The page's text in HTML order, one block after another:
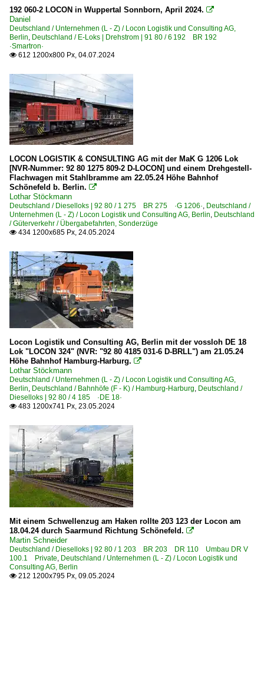
192 060-2 LOCON in Wuppertal Sonnborn, April 2024. 
Daniel
Deutschland / Unternehmen (L - Z) / Locon Logistik und Consulting AG,
Berlin Deutschland / E-Loks | Drehstrom | 91 80 / 6 192 BR 192
·Smartron·
 612 1200x800 Px, 04.07.2024
LOCON LOGISTIK & CONSULTING AG mit der MaK G 1206 Lok
[NVR-Nummer: 92 80 1275 809-2 D-LOCON] und einem Drehgestell-
Flachwagen mit Stahlbramme am 22.05.24 Höhe Bahnhof
Schönefeld b. Berlin. 
Lothar Stöckmann
Deutschland / Dieselloks | 92 80 / 1 275 BR 275 ·G 1206· Deutschland /
Unternehmen (L - Z) / Locon Logistik und Consulting AG, Berlin Deutschland
/ Güterverkehr / Übergabefahrten, Sonderzüge
 434 1200x685 Px, 24.05.2024
Locon Logistik und Consulting AG, Berlin mit der vossloh DE 18
Lok "LOCON 324" (NVR: "92 80 4185 031-6 D-BRLL") am 21.05.24
Höhe Bahnhof Hamburg-Harburg. 
Lothar Stöckmann
Deutschland / Unternehmen (L - Z) / Locon Logistik und Consulting AG,
Berlin Deutschland / Bahnhöfe (F - K) / Hamburg-Harburg Deutschland /
Dieselloks | 92 80 / 4 185 ·DE 18·
 483 1200x741 Px, 23.05.2024
Mit einem Schwellenzug am Haken rollte 203 123 der Locon am
18.04.24 durch Saarmund Richtung Schönefeld. 
Martin Schneider
Deutschland / Dieselloks | 92 80 / 1 203 BR 203 DR 110 Umbau DR V
100.1 Private Deutschland / Unternehmen (L - Z) / Locon Logistik und
Consulting AG, Berlin
 212 1200x795 Px, 09.05.2024